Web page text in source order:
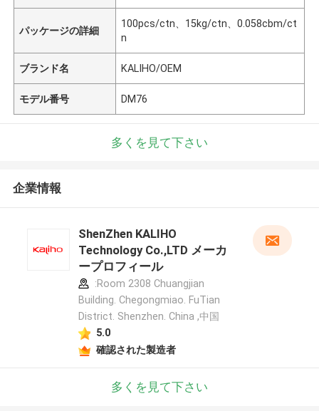
パッケージの詳細
100pcs/ctn、15kg/ctn、0.058cbm/ct
n
ブランド名 KALIHO/OEM
モデル番号 DM76
多くを見て下さい
企業情報
ShenZhen KALIHO
Technology Co.,LTD メーカ
ープロフィール
:Room 2308 Chuangjian
Building. Chegongmiao. FuTian
District. Shenzhen. China ,中国
5.0
確認された製造者
多くを見て下さい